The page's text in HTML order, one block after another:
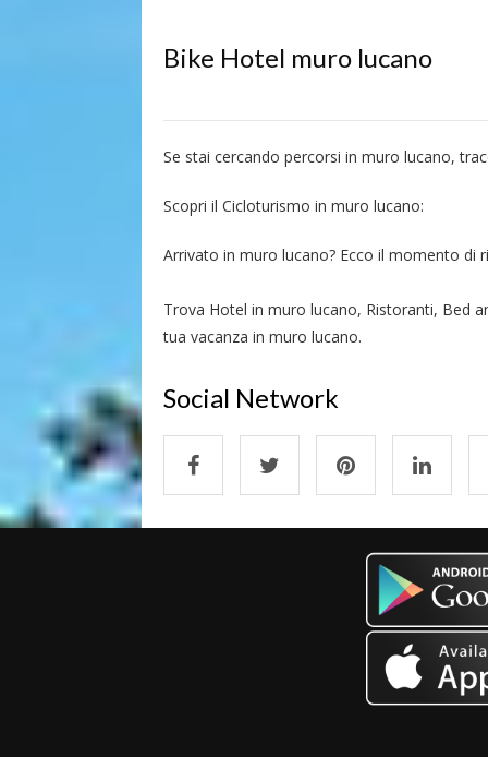
Bike Hotel muro lucano
Se stai cercando percorsi in muro lucano,
Scopri il Cicloturismo in muro lucano:
Arrivato in muro lucano? Ecco il momento di
Trova Hotel in muro lucano, Ristoranti, Bed
tua vacanza in muro lucano.
Social Network